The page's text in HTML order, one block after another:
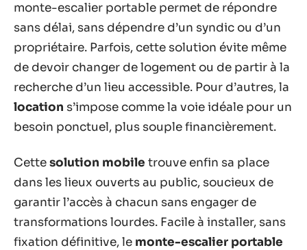
monte-escalier portable permet de répondre
sans délai, sans dépendre d’un syndic ou d’un
propriétaire. Parfois, cette solution évite même
de devoir changer de logement ou de partir à la
recherche d’un lieu accessible. Pour d’autres, la
location s’impose comme la voie idéale pour un
besoin ponctuel, plus souple financièrement.
Cettesolution mobile trouve enfin sa place
dans les lieux ouverts au public, soucieux de
garantir l’accès à chacun sans engager de
transformations lourdes. Facile à installer, sans
fixation définitive, le monte-escalier portable